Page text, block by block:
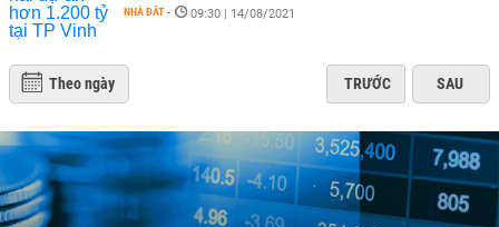
NHÀ ĐẤT - 09:30 | 14/08/2021
Theo ngày TRƯỚC SAU